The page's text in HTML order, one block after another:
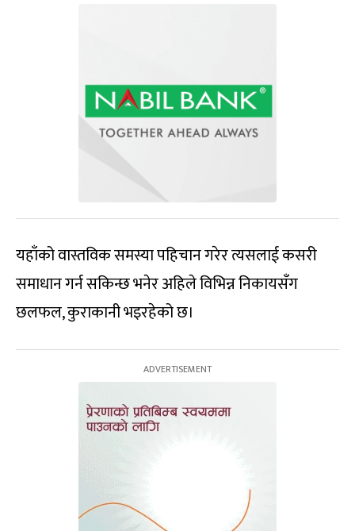
यहाँको वास्तविक समस्या पहिचान गरेर त्यसलाई कसरी
समाधान गर्न सकिन्छ भनेर अहिले विभिन्न निकायसँग
छलफल, कुराकानी भइरहेको छ।